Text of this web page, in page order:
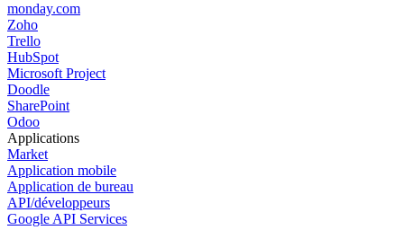
monday.com
Zoho
Trello
HubSpot
Microsoft Project
Doodle
SharePoint
Odoo
Applications
Market
Application mobile
Application de bureau
API/développeurs
Google API Services